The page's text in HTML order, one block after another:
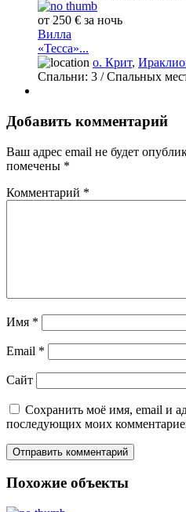
от 250 € за ночь
Вилла
«Тесса»...
о. Крит,
Спальни: 3 / Спальных
Добавить комментарий
Ваш адрес email не будет
помечены *
Комментарий *
Имя *
Email *
Сайт
Сохранить моё имя, email и
последующих моих
Похожие объекты